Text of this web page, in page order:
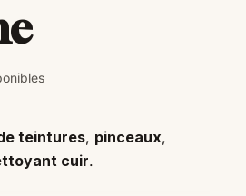
teintures, pinceaux,
cuir.